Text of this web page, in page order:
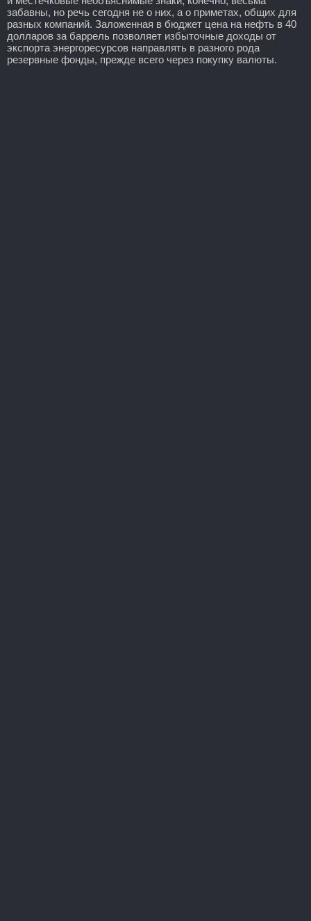
забавны, но речь сегодня не о них, а о приметах, общих для
разных компаний. Заложенная в бюджет цена на нефть в 40
долларов за баррель позволяет избыточные доходы от
экспорта энергоресурсов направлять в разного рода
резервные фонды, прежде всего через покупку валюты.